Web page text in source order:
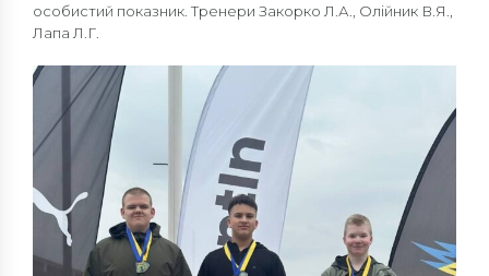
особистий показник. Тренери Закорко Л.А., Олійник В.Я.,
Лапа Л.Г.